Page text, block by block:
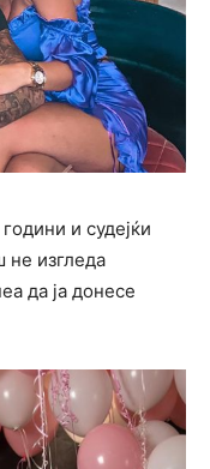
и судејќи
не изгледа
да ја донесе